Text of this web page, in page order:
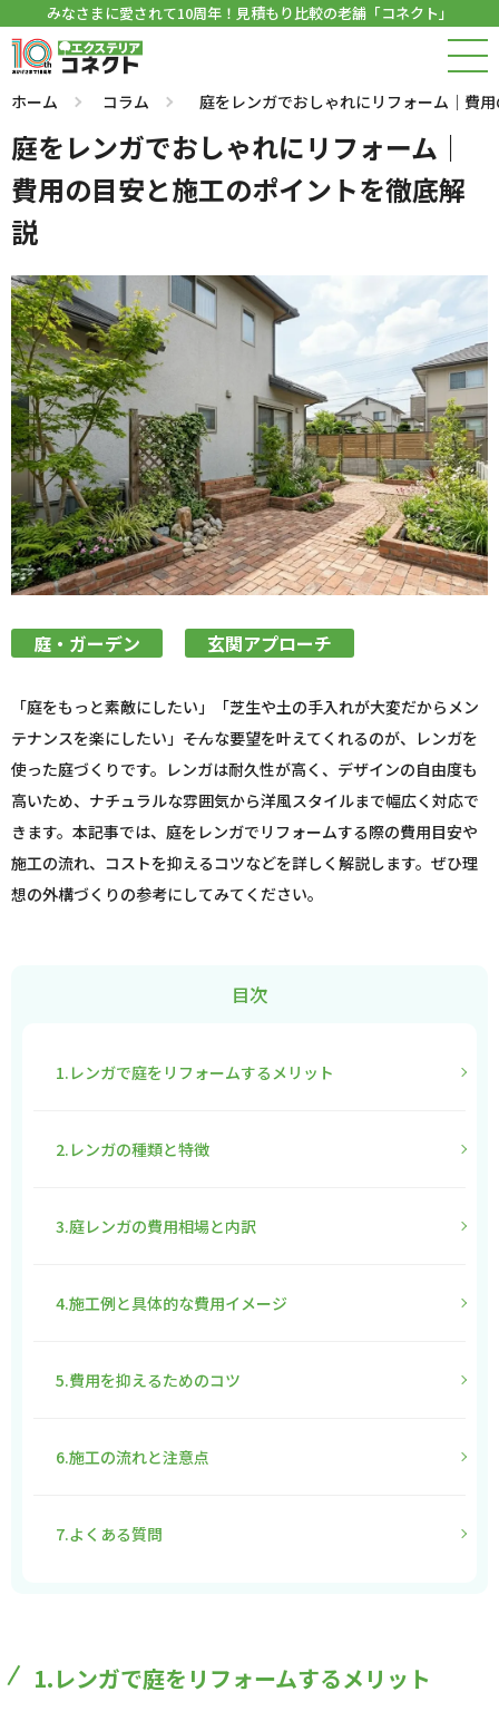
みなさまに愛されて10周年！見積もり比較の老舗「コネクト」
ホーム コラム 庭をレンガでおしゃれにリフォーム｜費
庭をレンガでおしゃれにリフォーム｜
費用の目安と施工のポイントを徹底解
説
庭・ガーデン 玄関アプローチ
「庭をもっと素敵にしたい」「芝生や土の手入れが大変だからメン
テナンスを楽にしたい」――そんな要望を叶えてくれるのが、レンガを
使った庭づくりです。レンガは耐久性が高く、デザインの自由度も
高いため、ナチュラルな雰囲気から洋風スタイルまで幅広く対応で
きます。本記事では、庭をレンガでリフォームする際の費用目安や
施工の流れ、コストを抑えるコツなどを詳しく解説します。ぜひ理
想の外構づくりの参考にしてみてください。
目次
1.レンガで庭をリフォームするメリット
2.レンガの種類と特徴
3.庭レンガの費用相場と内訳
4.施工例と具体的な費用イメージ
5.費用を抑えるためのコツ
6.施工の流れと注意点
7.よくある質問
1.レンガで庭をリフォームするメリット